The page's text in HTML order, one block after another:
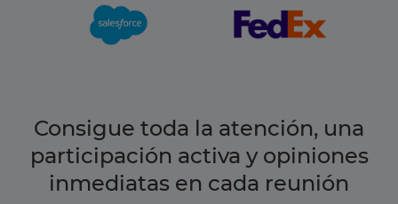
Consigue toda la atención, una
participación activa y opiniones
inmediatas en cada reunión